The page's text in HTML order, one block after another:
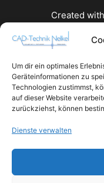
Um dir ein optimales
Geräteinformationen zu
Technologien zustimmst,
auf dieser Website
zurückziehst, können
Dienste verwalten
Created with